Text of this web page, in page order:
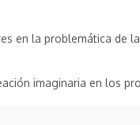
en la problemática de
imaginaria en los